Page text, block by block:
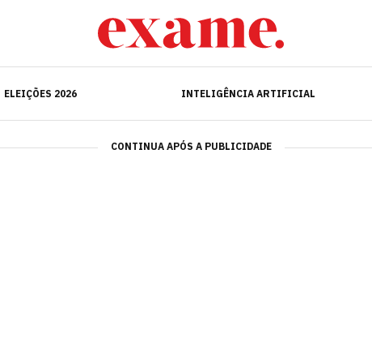
ELEIÇÕES 2026 INTELIGÊNCIA ARTIFICIAL
INTELIGÊNCIA ARTIFICIAL
CONTINUA APÓS A PUBLICIDADE